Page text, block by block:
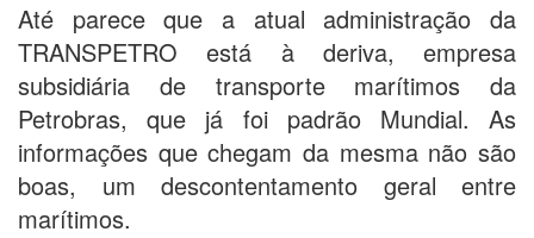
Até parece que a atual administração da
TRANSPETRO está à deriva, empresa
subsidiária de transporte marítimos da
Petrobras, que já foi padrão Mundial. As
informações que chegam da mesma não são
boas, um descontentamento geral entre
marítimos.